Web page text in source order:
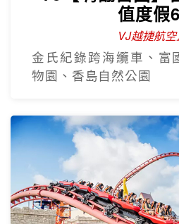
值度假
VJ越捷航
金氏紀錄跨海纜車、富
物園、香島自然公園